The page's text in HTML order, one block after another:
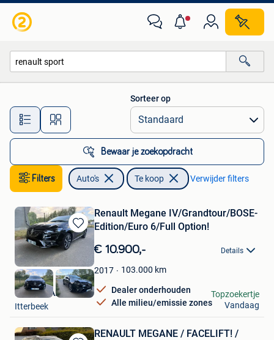
Alle afstanden…
Sorteer op
Bewaar je zoekopdracht
Filters Auto's Te koop Verwijder filters
Bewaren
in
Favorieten
Renault Megane IV/Grandtour/BOSE-
Edition/Euro 6/Full Option!
€ 10.900,- Details
2017 103.000 km
Dealer onderhouden
Alle milieu/emissie zones
MMSIX CARS
Itterbeek
Topzoekertje
Vandaag
RENAULT MEGANE / FACELIFT! /